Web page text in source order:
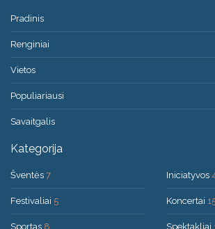
Pradinis
Renginiai
Vietos
Populiariausi
Savaitgalis
Kategorija
Šventės 7
Festivaliai 5
Sportas 8
Iniciatyvos
Koncertai
Spektakliai